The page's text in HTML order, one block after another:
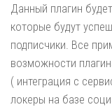
Данный плагин
которые будут
подписчики. Все
возможности
( интеграция с
локеры на базе